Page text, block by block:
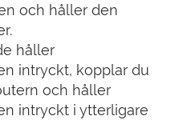
och håller den
håller
intryckt, kopplar du
och håller
intryckt i ytterligare